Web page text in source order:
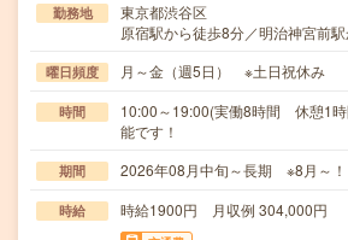
勤務地
東京都渋谷区
原宿駅から徒歩8分／明治神宮前
曜日頻度 月～金（週5日） ※土日祝休み
時間
10:00～19:00(実働8時間 休憩1
能です！
期間 2026年08月中旬～長期 ※8月～！
時給 時給1900円 月収例 304,000円